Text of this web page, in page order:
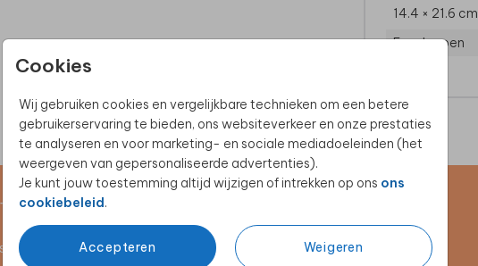
Cookies
Wij gebruiken cookies en vergelijkbare technieken om een betere
gebruikerservaring te bieden, ons websiteverkeer en onze prestaties
te analyseren en voor marketing- en sociale mediadoeleinden (het
weergeven van gepersonaliseerde advertenties).
Je kunt jouw toestemming altijd wijzigen of intrekken op ons ons
cookiebeleid.
Accepteren Weigeren
14.4 × 21.6 cm
Enveloppen
unieke samenwerkingen!